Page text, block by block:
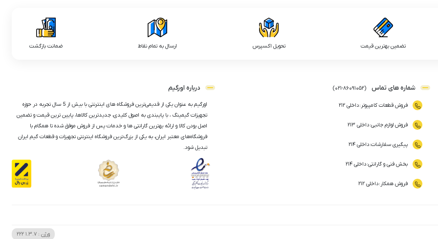
تضمین بهترین قیمت تحویل اکسپرس ارسال به تمام نقاط ضمانت بازگشت
شماره های تماس (
021-86091052
)
فروش قطعات کامپیوتر :داخلی ۲۱۲
فروش لوازم جانبی:داخلی ۲۱۳
پیگیری سفارشات:داخلی ۲۱۴
بخش فنی و گارانتی:داخلی ۲۱۴
فروش همکار :داخلی ۲۱۲
درباره اورگیم
اورگیم به عنوان یکی از قدیمی‌ترین فروشگاه های اینترنتی با بیش از 5 سال تجربه در حوزه
تجهیزات گیمینگ ، با پایبندی به اصول کلیدی، جدیدترین کالاها، پایین ترین قیمت و تضمین
اصل‌ بودن کالا و ارائه بهترین گارانتی ها و خدمات پس از فروش موفق شده تا همگام با
فروشگاه‌های معتبر ایران، به یکی از بزرگ‌ترین فروشگاه اینترنتی تجهیزات و قطعات گیم ایران
تبدیل شود.
ورژن : 1.3.7